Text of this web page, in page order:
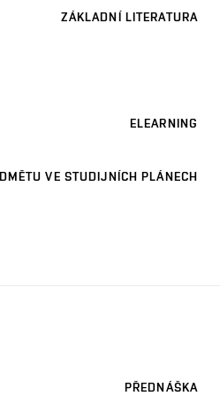
ZÁKLADNÍ LITERATURA
ELEARNING
VE STUDIJNÍCH PLÁNECH
PŘEDNÁŠKA